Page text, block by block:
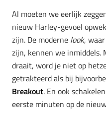
Al moeten we eerlijk
nieuw Harley-gevoel
zijn. De moderne look,
zijn, kennen we inmiddels.
draait, word je niet op
getrakteerd als bij
Breakout. En ook
eerste minuten op de